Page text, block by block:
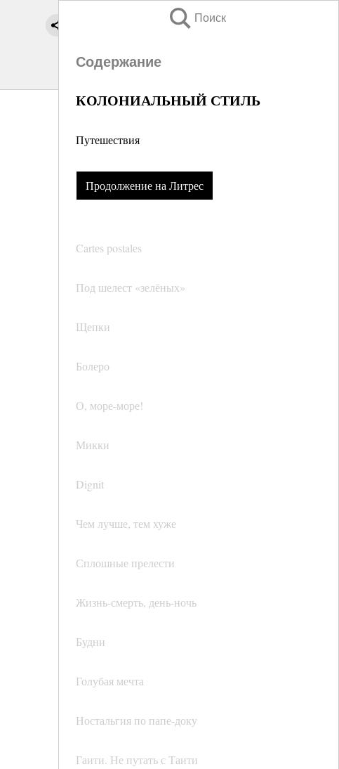
Поиск
Содержание
КОЛОНИАЛЬНЫЙ СТИЛЬ
Путешествия
Продолжение на Литрес
Cartеs postalеs
Под шелест «зелёных»
Щепки
Болеро
О, море-море!
Микки
Dignit
Чем лучше, тем хуже
Сплошные прелести
Жизнь-смерть, день-ночь
Будни
Голубая мечта
Ностальгия по папе-доку
Гаити. Не путать с Таити